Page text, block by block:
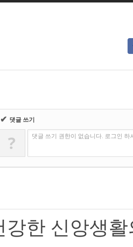
✔ 댓글 쓰기
? 댓글 쓰기 권한이 없습니다. 로그인 하
강한 신앙생